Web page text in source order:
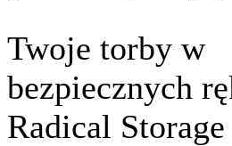
Twoje torby w
bezpiecznych
Radical Storage